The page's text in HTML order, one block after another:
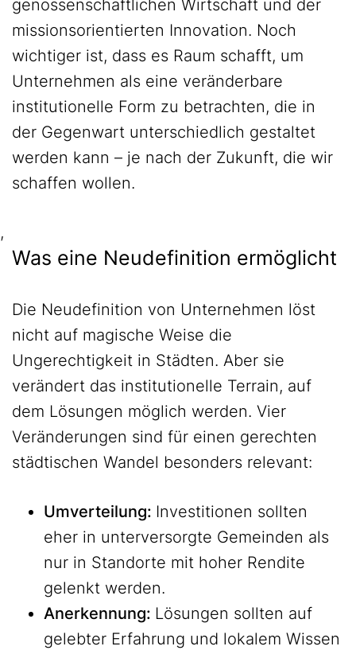
genossenschaftlichen Wirtschaft und der
missionsorientierten Innovation. Noch
wichtiger ist, dass es Raum schafft, um
Unternehmen als eine veränderbare
institutionelle Form zu betrachten, die in
der Gegenwart unterschiedlich gestaltet
werden kann – je nach der Zukunft, die wir
schaffen wollen.
,
Was eine Neudefinition ermöglicht
Die Neudefinition von Unternehmen löst
nicht auf magische Weise die
Ungerechtigkeit in Städten. Aber sie
verändert das institutionelle Terrain, auf
dem Lösungen möglich werden. Vier
Veränderungen sind für einen gerechten
städtischen Wandel besonders relevant:
Umverteilung: Investitionen sollten
eher in unterversorgte Gemeinden als
nur in Standorte mit hoher Rendite
gelenkt werden.
Anerkennung: Lösungen sollten auf
gelebter Erfahrung und lokalem Wissen